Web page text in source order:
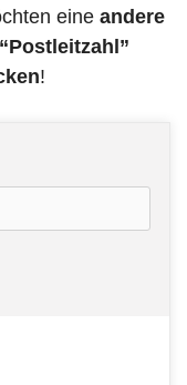
eine andere
“Postleitzahl”
!